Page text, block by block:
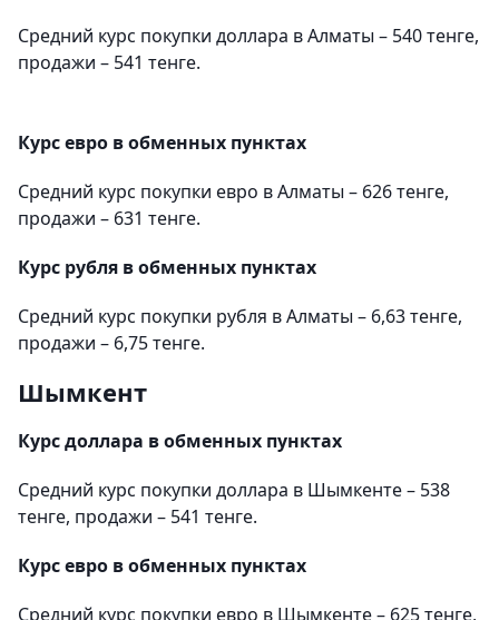
Средний курс покупки доллара в Алматы – 540 тенге,
продажи – 541 тенге.
Курс евро в обменных пунктах
Средний курс покупки евро в Алматы – 626 тенге,
продажи – 631 тенге.
Курс рубля в обменных пунктах
Средний курс покупки рубля в Алматы – 6,63 тенге,
продажи – 6,75 тенге.
Шымкент
Курс доллара в обменных пунктах
Средний курс покупки доллара в Шымкенте – 538
тенге, продажи – 541 тенге.
Курс евро в обменных пунктах
Средний курс покупки евро в Шымкенте – 625 тенге,